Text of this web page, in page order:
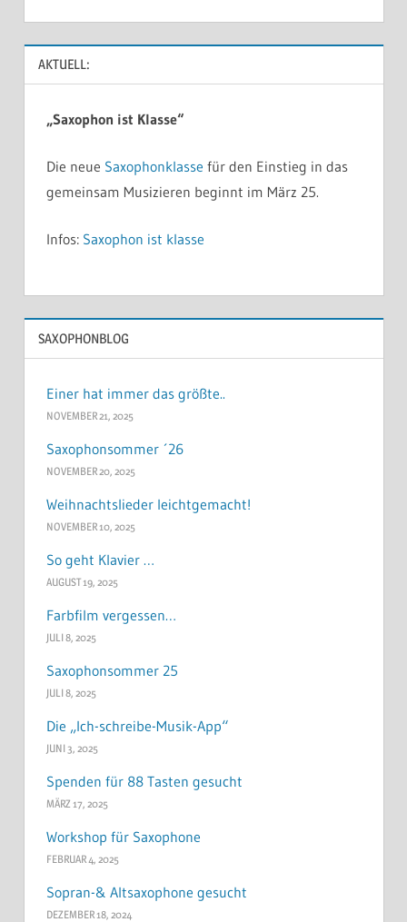
AKTUELL:
„Saxophon ist Klasse“
Die neue Saxophonklasse für den Einstieg in das
gemeinsam Musizieren beginnt im März 25.
Infos: Saxophon ist klasse
SAXOPHONBLOG
Einer hat immer das größte..
NOVEMBER 21, 2025
Saxophonsommer ´26
NOVEMBER 20, 2025
Weihnachtslieder leichtgemacht!
NOVEMBER 10, 2025
So geht Klavier …
AUGUST 19, 2025
Farbfilm vergessen…
JULI 8, 2025
Saxophonsommer 25
JULI 8, 2025
Die „Ich-schreibe-Musik-App“
JUNI 3, 2025
Spenden für 88 Tasten gesucht
MÄRZ 17, 2025
Workshop für Saxophone
FEBRUAR 4, 2025
Sopran-& Altsaxophone gesucht
DEZEMBER 18, 2024